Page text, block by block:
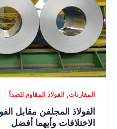
المقارنات, الفولاذ المقاوم للصدأ
الفولاذ المجلفن مقابل
الاختلافات وأيهما أفضل